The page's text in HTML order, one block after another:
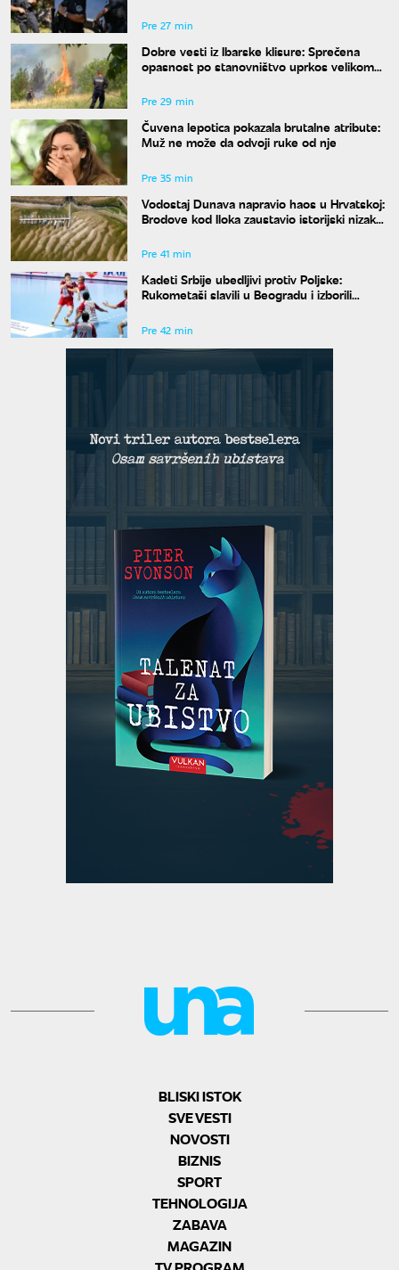
Pre 27 min
Dobre vesti iz Ibarske klisure: Sprečena
opasnost po stanovništvo uprkos velikom
Pre 29 min
Čuvena lepotica pokazala brutalne atribute:
Muž ne može da odvoji ruke od nje
Pre 35 min
Vodostaj Dunava napravio haos u Hrvatskoj:
Brodove kod Iloka zaustavio istorijski nizak
Pre 41 min
Kadeti Srbije ubedljivi protiv Poljske:
Rukometaši slavili u Beogradu i izborili
Pre 42 min
BLISKI ISTOK
SVE VESTI
NOVOSTI
BIZNIS
SPORT
TEHNOLOGIJA
ZABAVA
MAGAZIN